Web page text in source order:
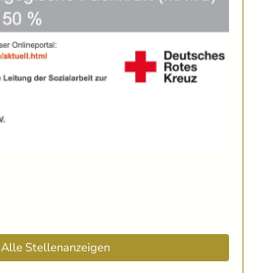
Alle Stellenanzeigen